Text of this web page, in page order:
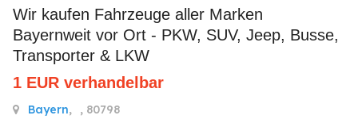
Wir kaufen Fahrzeuge aller Marken
Bayernweit vor Ort - PKW, SUV, Jeep, Busse,
Transporter & LKW
1 EUR verhandelbar
Bayern, , 80798